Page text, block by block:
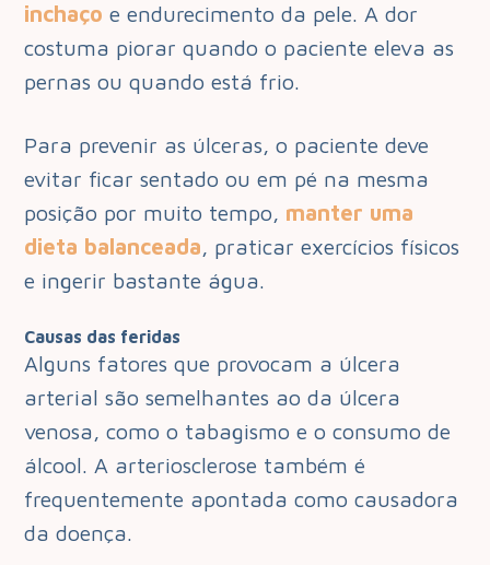
inchaço e endurecimento da pele. A dor
costuma piorar quando o paciente eleva as
pernas ou quando está frio.
Para prevenir as úlceras, o paciente deve
evitar ficar sentado ou em pé na mesma
posição por muito tempo, manter uma
dieta balanceada, praticar exercícios físicos
e ingerir bastante água.
Causas das feridas
Alguns fatores que provocam a úlcera
arterial são semelhantes ao da úlcera
venosa, como o tabagismo e o consumo de
álcool. A arteriosclerose também é
frequentemente apontada como causadora
da doença.